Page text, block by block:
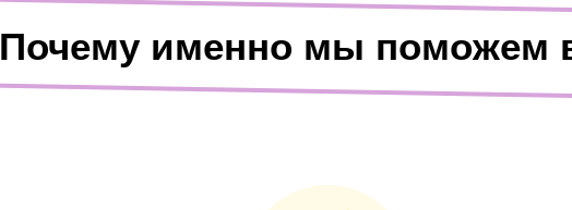
Почему именно мы поможем